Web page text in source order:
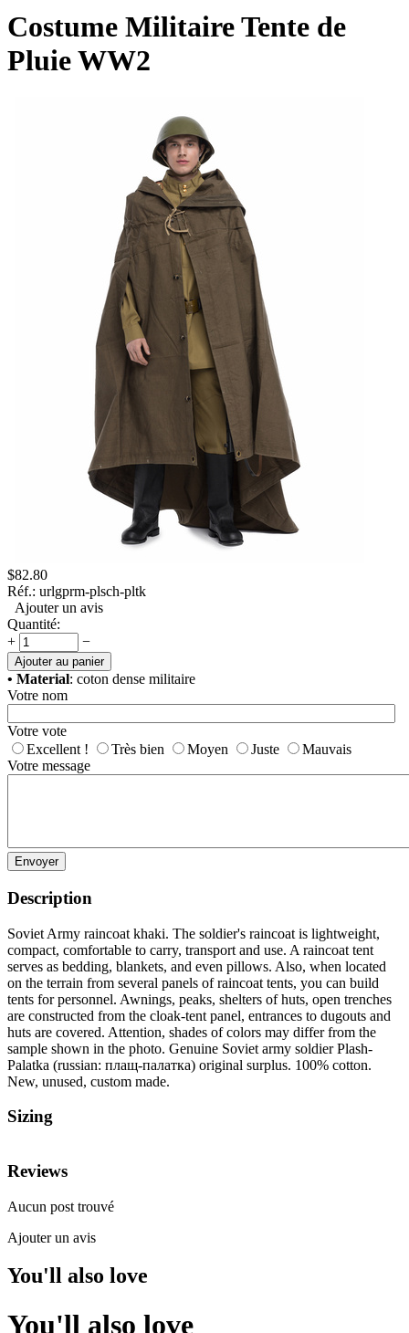
Costume Militaire Tente de
Pluie WW2
$82.80
Réf.: urlgprm-plsch-pltk
Ajouter un avis
Quantité:
+
−
Ajouter au panier
• Material: coton dense militaire
Votre nom
Votre vote
Excellent !
Très bien Moyen Juste
Mauvais
Votre message
Envoyer
Description
Soviet Army raincoat khaki. The soldier's raincoat is lightweight,
compact, comfortable to carry, transport and use. A raincoat tent
serves as bedding, blankets, and even pillows. Also, when located
on the terrain from several panels of raincoat tents, you can build
tents for personnel. Awnings, peaks, shelters of huts, open trenches
are constructed from the cloak-tent panel, entrances to dugouts and
huts are covered. Attention, shades of colors may differ from the
sample shown in the photo. Genuine Soviet army soldier Plash-
Palatka (russian: плащ-палатка) original surplus. 100% cotton.
New, unused, custom made.
Sizing
Reviews
Aucun post trouvé
Ajouter un avis
You'll also love
You'll also love